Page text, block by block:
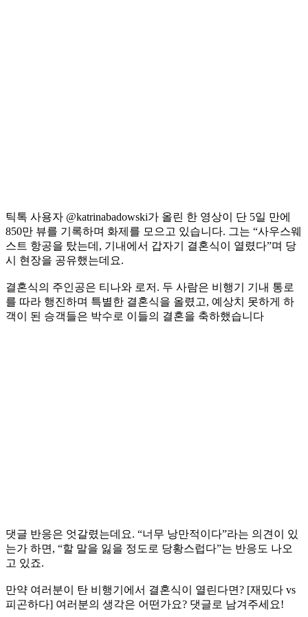
틱톡 사용자 @katrinabadowski가 올린 한 영상이 단 5일 만에
850만 뷰를 기록하며 화제를 모으고 있습니다. 그는 “사우스웨
스트 항공을 탔는데, 기내에서 갑자기 결혼식이 열렸다”며 당
시 현장을 공유했는데요.
결혼식의 주인공은 티나와 로저. 두 사람은 비행기 기내 통로
를 따라 행진하며 특별한 결혼식을 올렸고, 예상치 못하게 하
객이 된 승객들은 박수로 이들의 결혼을 축하했습니다
댓글 반응은 엇갈렸는데요. “너무 낭만적이다”라는 의견이 있
는가 하면, “할 말을 잃을 정도로 당황스럽다”는 반응도 나오
고 있죠.
만약 여러분이 탄 비행기에서 결혼식이 열린다면? [재밌다 vs
피곤하다] 여러분의 생각은 어떤가요? 댓글로 남겨주세요!